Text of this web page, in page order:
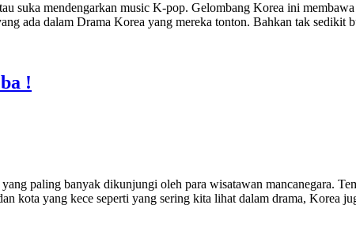
suka mendengarkan music K-pop. Gelombang Korea ini
ada dalam Drama Korea yang mereka tonton. Bahkan tak sedikit
!
paling banyak dikunjungi oleh para wisatawan mancanegara.
kota yang kece seperti yang sering kita lihat dalam drama, Korea